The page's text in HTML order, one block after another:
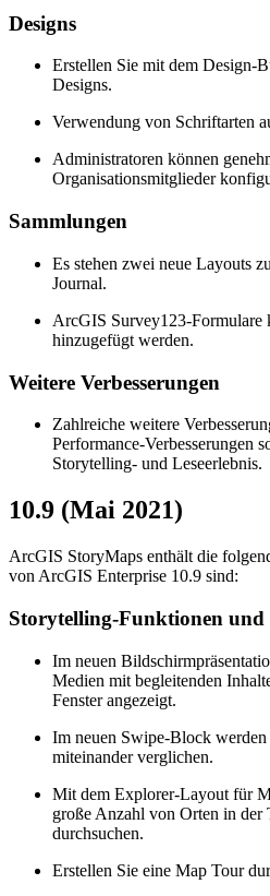
Designs
Erstellen Sie mit dem Design-
Designs.
Verwendung von Schriftarten
Administratoren können
Organisationsmitglieder
Sammlungen
Es stehen zwei neue Layouts
Journal.
ArcGIS Survey123-Formulare
hinzugefügt werden.
Weitere Verbesserungen
Zahlreiche weitere
Performance-Verbesserungen
Storytelling- und Leseerlebnis.
10.9 (Mai 2021)
ArcGIS StoryMaps enthält die
von ArcGIS Enterprise 10.9 sind:
Storytelling-Funktionen und
Im neuen
Medien mit begleitenden
Fenster angezeigt.
Im neuen Swipe-Block
miteinander verglichen.
Mit dem Explorer-Layout für
große Anzahl von Orten in der
durchsuchen.
Erstellen Sie eine Map Tour